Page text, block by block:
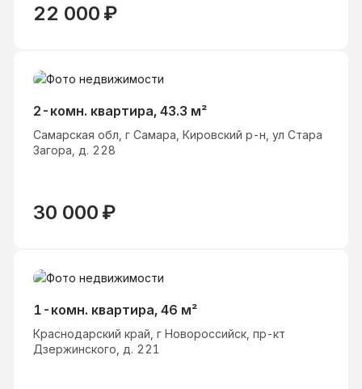
22 000 ₽
2-комн. квартира, 43.3 м²
Самарская обл, г Самара, Кировский р-н, ул Стара
Загора, д. 228
30 000 ₽
1-комн. квартира, 46 м²
Краснодарский край, г Новороссийск, пр-кт
Дзержинского, д. 221